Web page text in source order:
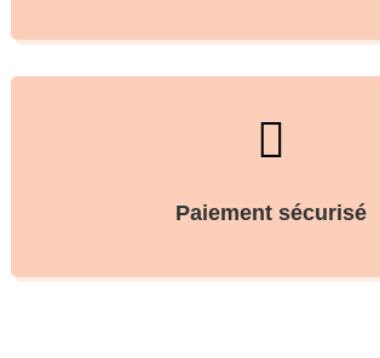

Paiement sécurisé